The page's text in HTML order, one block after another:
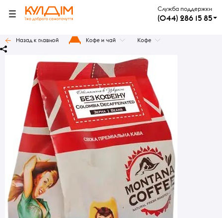
Служба поддержки
(044) 286 15 85
Назад к главной Кофе и чай Кофе